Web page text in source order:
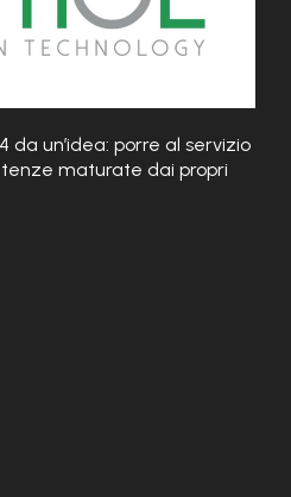
da un’idea: porre al servizio
maturate dai propri